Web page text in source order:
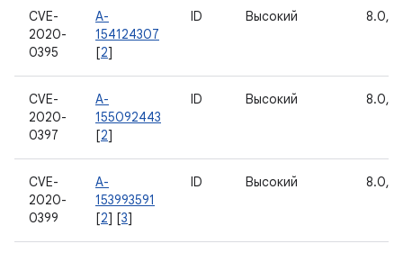
CVE-
2020-
0395
A-
154124307
[2]
ID Высокий 8.0,
CVE-
2020-
0397
A-
155092443
[2]
ID Высокий 8.0,
CVE-
2020-
0399
A-
153993591
[2] [3]
ID Высокий 8.0,